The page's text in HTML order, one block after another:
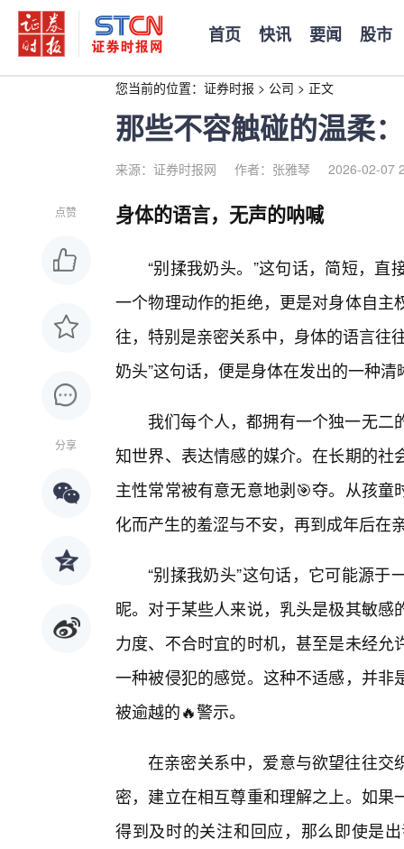
首页 快讯 要闻 股市
您当前的位置： 证券时报 > 公司 > 正文
那些不容触碰的温柔
来源：证券时报网 作者：张雅琴 2026-02-07
点赞
分享
身体的语言，无声的呐喊
“别揉我奶头。”这句话，简短，
一个物理动作的拒绝，更是对身体自
往，特别是亲密关系中，身体的语言往
奶头”这句话，便是身体在发出的一种
我们每个人，都拥有一个独一无
知世界、表达情感的媒介。在长期的
主性常常被有意无意地剥🎯夺。从孩
化而产生的羞涩与不安，再到成年后在
“别揉我奶头”这句话，它可能源
昵。对于某些人来说，乳头是极其敏
力度、不合时宜的时机，甚至是未经
一种被侵犯的感觉。这种不适感，并
被逾越的🔥警示。
在亲密关系中，爱意与欲望往往交
密，建立在相互尊重和理解之上。如
得到及时的关注和回应，那么即使是